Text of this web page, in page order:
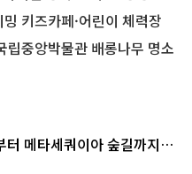
키즈카페·어린이 체력장
중앙박물관 배롱나무 명소
터 메타세쿼이아 숲길까지…